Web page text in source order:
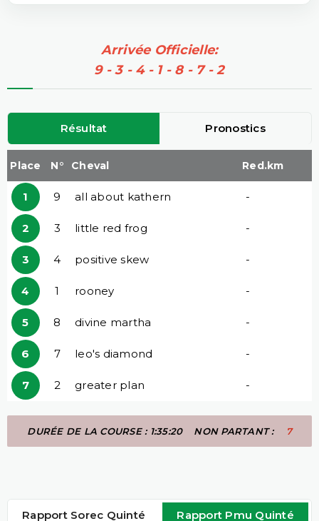
Arrivée Officielle:
9 - 3 - 4 - 1 - 8 - 7 - 2
Résultat Pronostics
Place N° Cheval Red.km
1 9 all about kathern -
2 3 little red frog -
3 4 positive skew -
4 1 rooney -
5 8 divine martha -
6 7 leo's diamond -
7 2 greater plan -
DURÉE DE LA COURSE : 1:35:20 NON PARTANT : 7
Rapport Sorec Quinté Rapport Pmu Quinté